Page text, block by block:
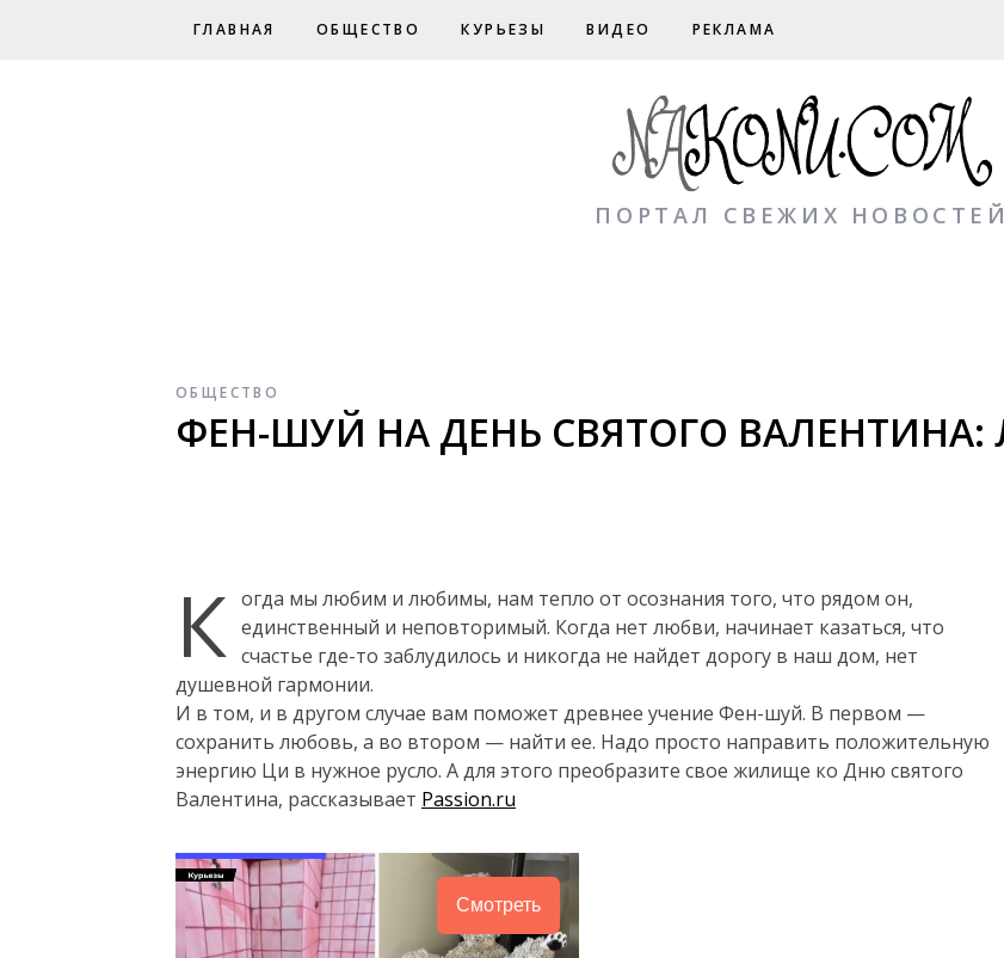
ГЛАВНАЯ ОБЩЕСТВО КУРЬЕЗЫ ВИДЕО РЕКЛАМА
ПОРТАЛ СВЕЖИХ НОВОСТЕЙ
ОБЩЕСТВО
ФЕН-ШУЙ НА ДЕНЬ СВЯТОГО
К огда мы любим и любимы, нам тепло от осознания того, что рядом он,
единственный и неповторимый. Когда нет любви, начинает казаться, что
счастье где-то заблудилось и никогда не найдет дорогу в наш дом, нет
душевной гармонии.
И в том, и в другом случае вам поможет древнее учение Фен-шуй. В первом —
сохранить любовь, а во втором — найти ее. Надо просто направить положительную
энергию Ци в нужное русло. А для этого преобразите свое жилище ко Дню святого
Валентина, рассказывает Passion.ru
Смотреть